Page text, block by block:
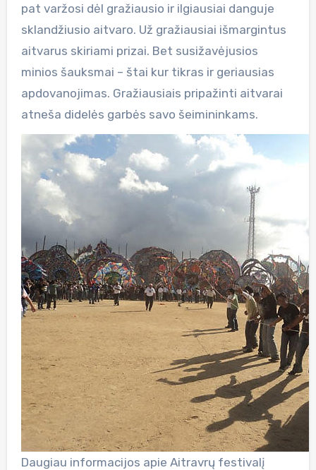
pat varžosi dėl gražiausio ir ilgiausiai danguje
sklandžiusio aitvaro. Už gražiausiai išmargintus
aitvarus skiriami prizai. Bet susižavėjusios
minios šauksmai – štai kur tikras ir geriausias
apdovanojimas. Gražiausiais pripažinti aitvarai
atneša didelės garbės savo šeimininkams.
Daugiau informacijos apie Aitravrų festivalį